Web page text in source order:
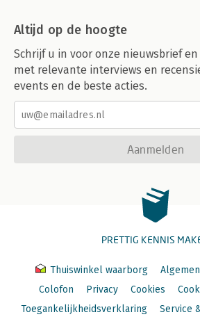
Altijd op de hoogte
Schrijf u in voor onze nieuwsbrief
met relevante interviews en
events en de beste acties.
Aanmelden
PRETTIG KENNIS
Thuiswinkel waarborg
Colofon
Privacy Cookies
Toegankelijkheidsverklaring
Service